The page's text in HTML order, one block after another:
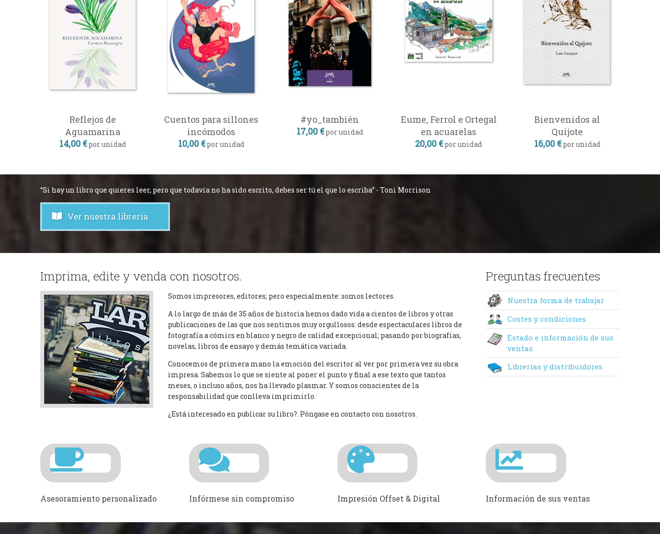
Reflejos de
Aguamarina
14,00 € por unidad
Cuentos para sillones
incómodos
10,00 € por unidad
#yo_también
17,00 € por unidad
Eume, Ferrol e Ortegal
en acuarelas
20,00 € por unidad
Bienvenidos al
Quijote
16,00 € por unidad
“Si hay un libro que quieres leer, pero que todavía no ha sido escrito, debes ser tú el que lo escriba” - Toni Morrison
Ver nuestra librería
Imprima, edite y venda con nosotros.
Somos impresores, editores; pero especialmente: somos lectores.
A lo largo de más de 35 años de historia hemos dado vida a cientos de libros y otras
publicaciones de las que nos sentimos muy orgullosos: desde espectaculares libros de
fotografía a cómics en blanco y negro de calidad excepcional; pasando por biografías,
novelas, libros de ensayo y demás temática variada.
Conocemos de primera mano la emoción del escritor al ver por primera vez su obra
impresa. Sabemos lo que se siente al poner el punto y final a ese texto que tantos
meses, o incluso años, nos ha llevado plasmar. Y somos conscientes de la
responsabilidad que conlleva imprimirlo.
¿Está interesado en publicar su libro?. Póngase en contacto con nosotros.
Preguntas frecuentes
Nuestra forma de trabajar
Costes y condiciones
Estado e información de sus
ventas
Librerías y distribuidores
Asesoramiento personalizado Infórmese sin compromiso Impresión Offset & Digital Información de sus ventas